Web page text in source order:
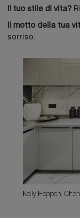
Il tuo stile di vita?
Il motto della tua
sorriso.
Kelly Hoppen,